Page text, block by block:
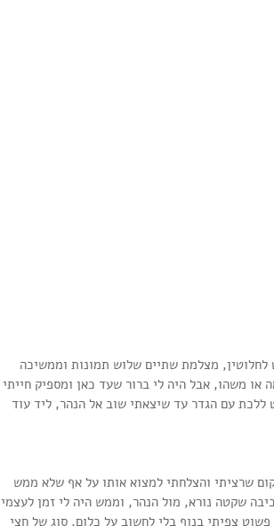
מצלמת שתיים שלוש תמונות וממשיכה
או משהו, אבל היה לי ברור שעד כאן ומספיק חייתי
עם הגדר עד שיצאתי שוב אל הנהר, ליד עוד
שרציתי והצלחתי למצוא אותו על אף שלא ממש
שקטה נורא, מול הנהר, וממש היה לי זמן לעצמי
צפיתי בנוף בלי לחשוב על כלום, סוג של חצי